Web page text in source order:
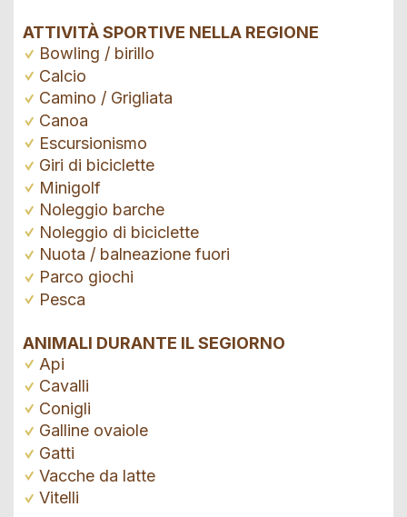
ATTIVITÀ SPORTIVE NELLA REGIONE
Bowling / birillo
Calcio
Camino / Grigliata
Canoa
Escursionismo
Giri di biciclette
Minigolf
Noleggio barche
Noleggio di biciclette
Nuota / balneazione fuori
Parco giochi
Pesca
ANIMALI DURANTE IL SEGIORNO
Api
Cavalli
Conigli
Galline ovaiole
Gatti
Vacche da latte
Vitelli